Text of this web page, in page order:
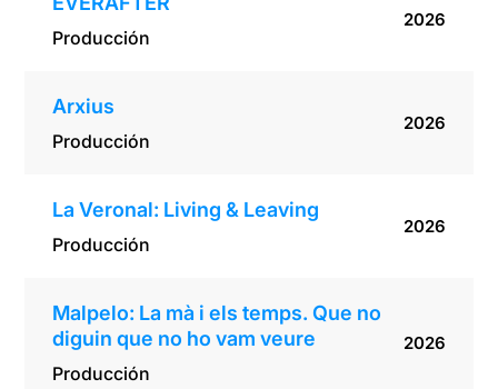
Producción
2026
Arxius
Producción
2026
La Veronal: Living & Leaving
Producción
2026
Malpelo: La mà i els temps. Que no
diguin que no ho vam veure
Producción
2026